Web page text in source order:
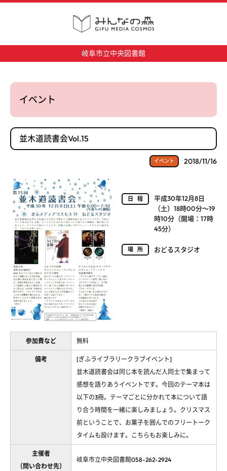
岐阜市立中央図書館
イベント
並木道読書会Vol.15
イベント 2018/11/16
日程
平成30年12月8日
（土）18時00分～19
時10分（開場：17時
45分）
場所 おどるスタジオ
参加費など 無料
備考
[ぎふライブラリークラブイベント]
並木道読書会は同じ本を読んだ人同士で集まって
感想を語りあうイベントです。今回のテーマ本は
以下の3冊。テーマごとに分かれて本について語
り合う時間を一緒に楽しみましょう。クリスマス
前ということで、お菓子を囲んでのフリートーク
タイムも設けます。こちらもお楽しみに。
主催者
（問い合わせ先）
岐阜市立中央図書館058-262-2924